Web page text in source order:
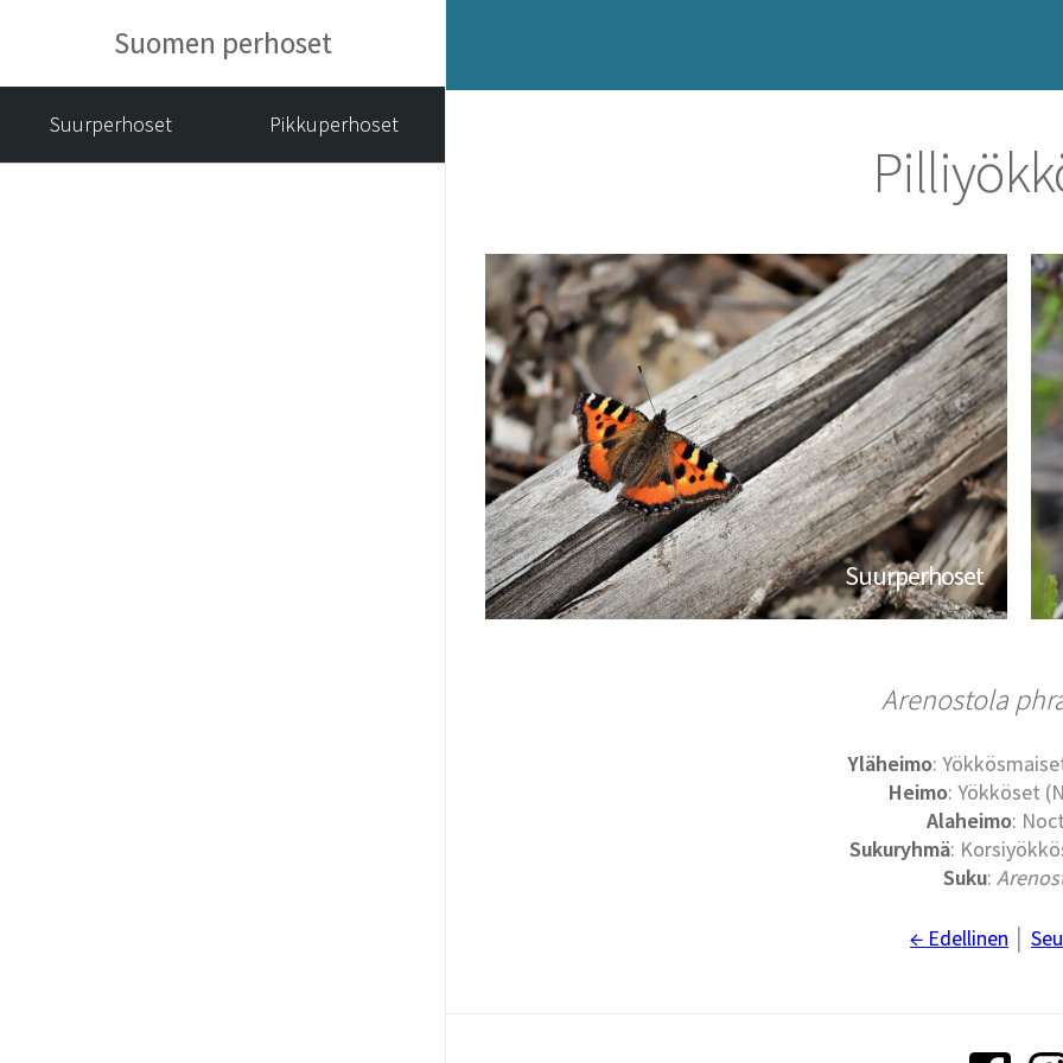
Suomen perhoset
Suurperhoset Pikkuperhoset
Suurperhoset
Arenostola
Yläheimo:
Heimo: Yökköset
Alaheimo:
Sukuryhmä:
Suku:
← Edellinen